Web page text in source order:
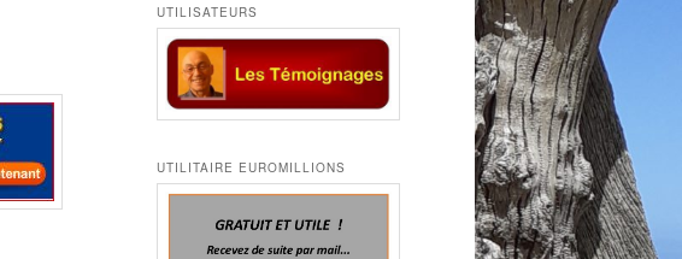
UTILISATEURS
UTILITAIRE EUROMILLIONS